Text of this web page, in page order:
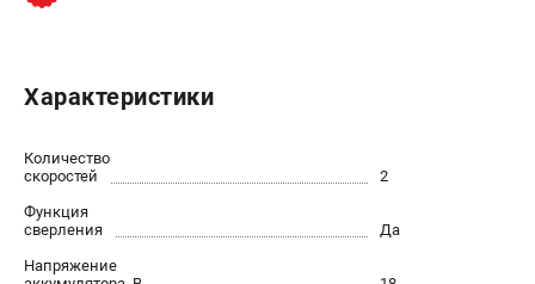
Юридическим лицам
Контакты
Правила обмена и возврата
Способы оплаты
Характеристики
Количество
скоростей
2
Функция
сверления
Да
Напряжение